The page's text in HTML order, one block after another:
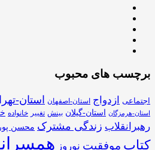
برچسب های محبوب
اجتماعی ازدواج استان-اصفهان استان-
استان-هرمزگان استان-گیلان بینش تغییر خانواده
رهبرانقلاب زندگی مشترک محسن
کتاب موفقیت نوروز